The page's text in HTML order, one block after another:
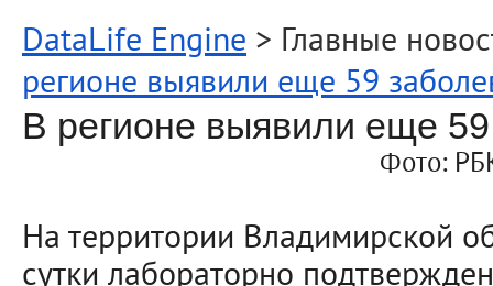
DataLife Engine > Главные
регионе выявили еще 59
В регионе выявили еще
Фото:
На территории Владимирской
сутки лабораторно